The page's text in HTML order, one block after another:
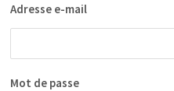
Adresse e-mail
Mot de passe